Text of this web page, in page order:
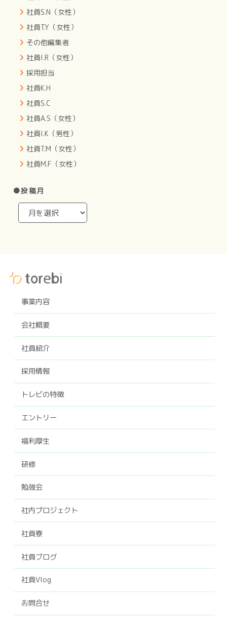
社員S.N（女性）
社員T.Y（女性）
その他編集者
社員I.R（女性）
採用担当
社員K.H
社員S.C
社員A.S（女性）
社員I.K（男性）
社員T.M（女性）
社員M.F（女性）
●投稿月
事業内容
会社概要
社員紹介
採用情報
トレビの特徴
エントリー
福利厚生
研修
勉強会
社内プロジェクト
社員寮
社員ブログ
社員Vlog
お問合せ